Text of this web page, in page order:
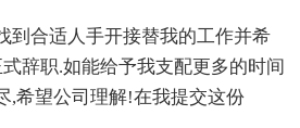
合适人手开接替我的工作并希
辞职.如能给予我支配更多的时间
,希望公司理解!在我提交这份